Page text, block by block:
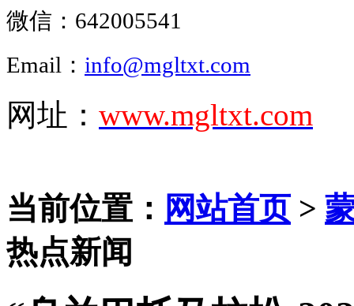
微信： 642005541
Email： info@mgltxt.com
网址： www.mgltxt.com
当前位置： 网站首页>
热点新闻